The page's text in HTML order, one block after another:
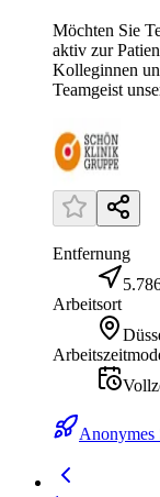
Möchten Sie
aktiv zur
Kolleginnen
Teamgeist
Entfernung
Arbeitsort
Anonymes